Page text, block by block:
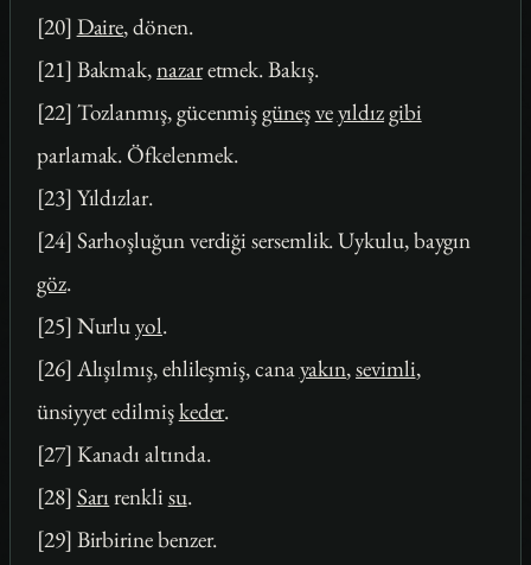
[20] Daire, dönen.
[21] Bakmak,nazaretmek. Bakış.
[22] Tozlanmış, gücenmişgüneşveyıldızgibi
parlamak. Öfkelenmek.
[23] Yıldızlar.
[24] Sarhoşluğun verdiği sersemlik. Uykulu, baygın
göz.
[25] Nurluyol.
[26] Alışılmış, ehlileşmiş, canayakın,sevimli,
ünsiyyet edilmişkeder.
[27] Kanadı altında.
[28] Sarı renkli su.
[29] Birbirine benzer.